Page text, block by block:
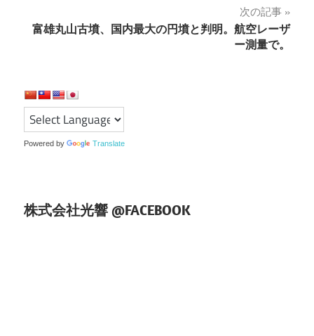
ビ
ー
シ
ョ
次の記事
富雄丸山古墳、国内最大の円墳と判明。航空レーザ
ー測量で。
Powered by Translate
株式会社光響 @FACEBOOK